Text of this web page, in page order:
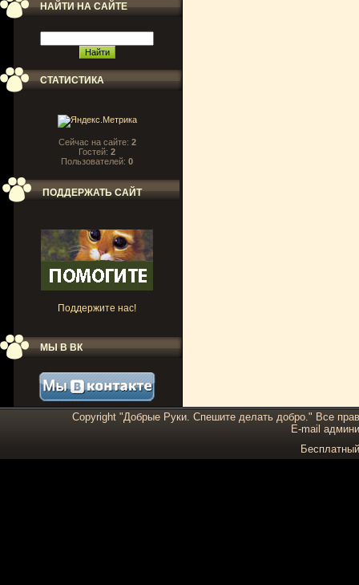
НАЙТИ НА САЙТЕ
СТАТИСТИКА
Сейчас на сайте: 2
Гостей: 2
Пользователей: 0
ПОДДЕРЖАТЬ САЙТ
Поддержите нас!
МЫ В ВК
Copyright "Добрые Руки. Спешите делать добро." Все
E-mail